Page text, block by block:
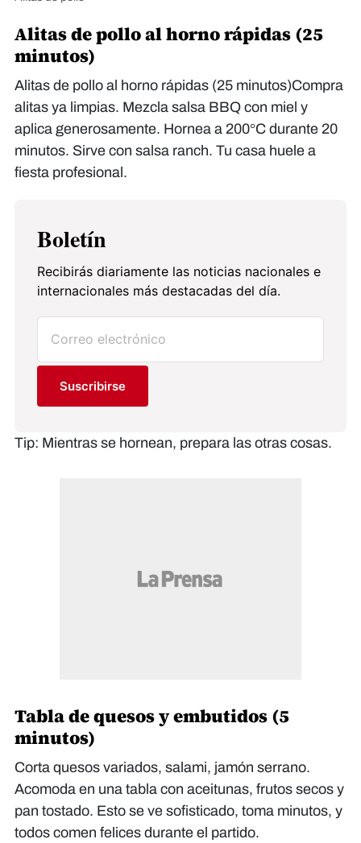
Alitas de pollo al horno rápidas (25
minutos)
Alitas de pollo al horno rápidas (25 minutos)Compra
alitas ya limpias. Mezcla salsa BBQ con miel y
aplica generosamente. Hornea a 200°C durante 20
minutos. Sirve con salsa ranch. Tu casa huele a
fiesta profesional.
Boletín
Recibirás diariamente las noticias nacionales e
internacionales más destacadas del día.
Suscribirse
Tip: Mientras se hornean, prepara las otras cosas.
Tabla de quesos y embutidos (5
minutos)
Corta quesos variados, salami, jamón serrano.
Acomoda en una tabla con aceitunas, frutos secos y
pan tostado. Esto se ve sofisticado, toma minutos, y
todos comen felices durante el partido.